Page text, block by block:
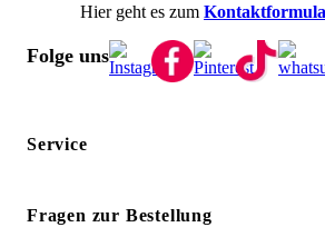
Hier geht es zum
Folge uns
Service
Fragen zur Bestellung